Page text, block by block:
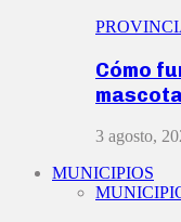
Cómo
3 agosto,
MUNICIPIOS